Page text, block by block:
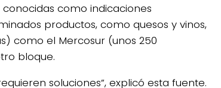
conocidas como indicaciones
productos, como quesos y vinos,
como el Mercosur (unos 250
bloque.
soluciones”, explicó esta fuente.